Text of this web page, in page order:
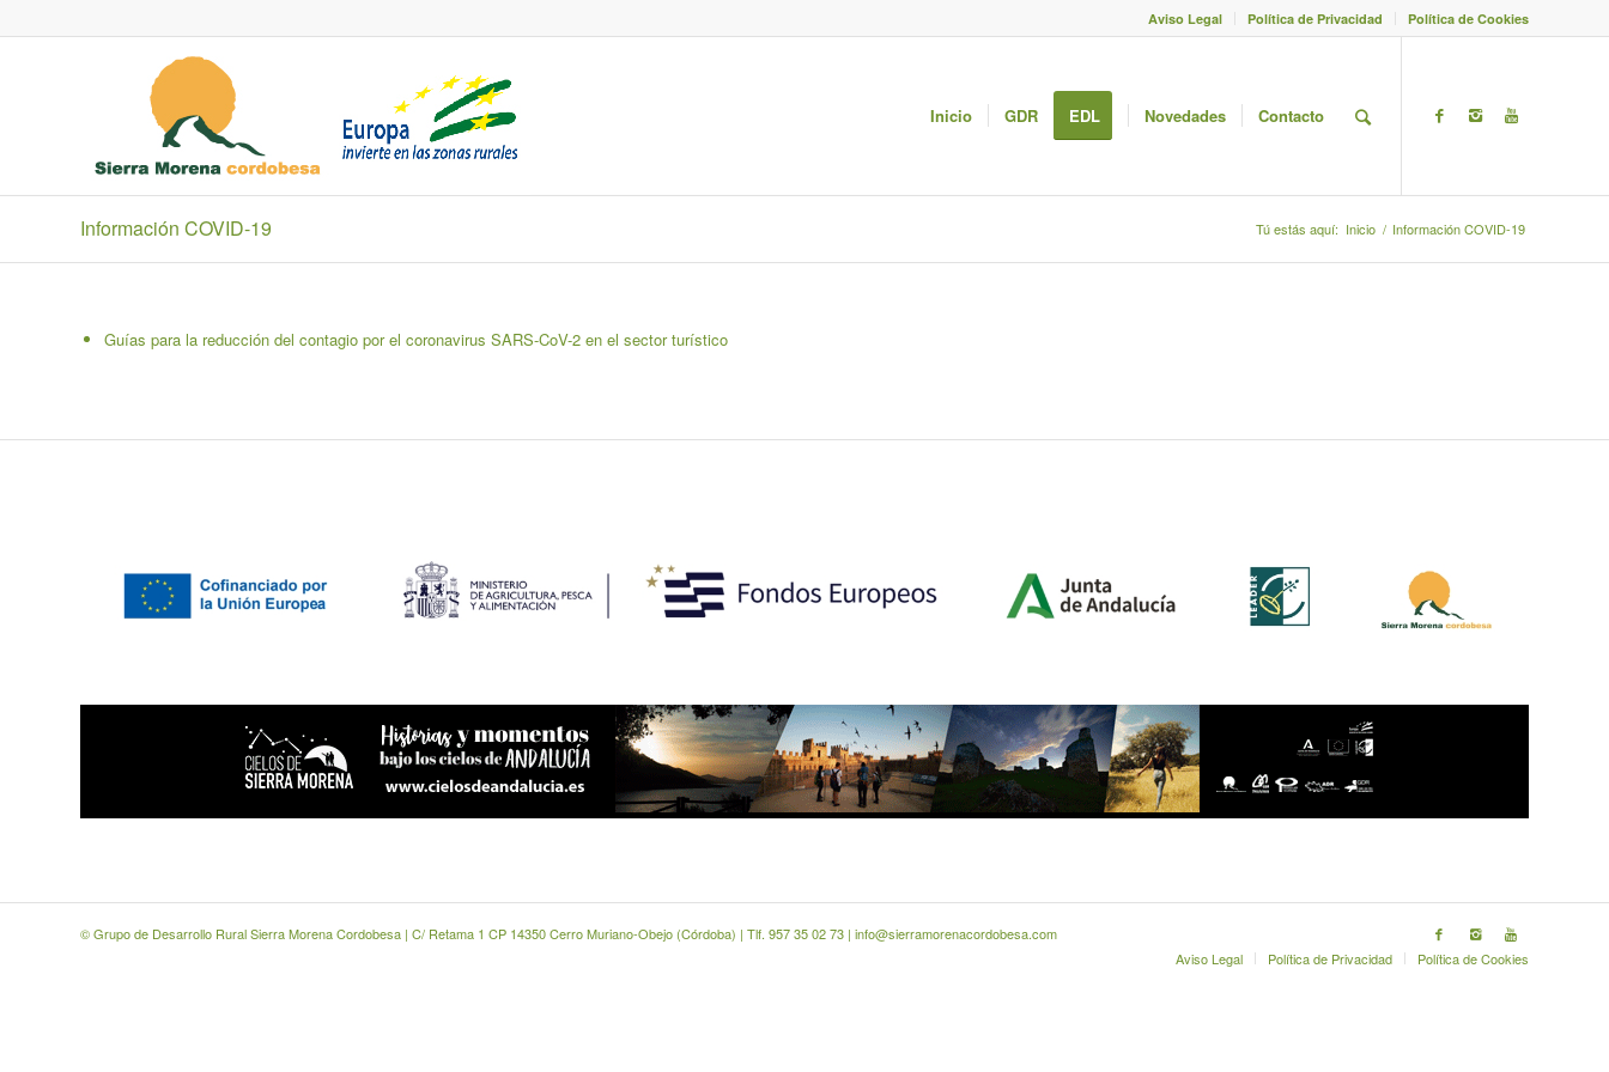
Aviso Legal Política de Privacidad Política de Cookies
Inicio GDR EDL Novedades Contacto
Información COVID-19 Tú estás aquí: Inicio / Información COVID-19
Guías para la reducción del contagio por el coronavirus SARS-CoV-2 en el sector turístico
© Grupo de Desarrollo Rural Sierra Morena Cordobesa | C/ Retama 1 CP 14350 Cerro Muriano-Obejo (Córdoba) | Tlf. 957 35 02 73 | info@sierramorenacordobesa.com
Aviso Legal
Política de Privacidad Política de Cookies